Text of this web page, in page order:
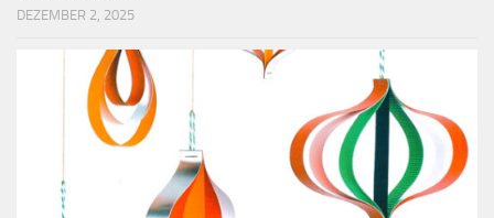
DEZEMBER 2, 2025